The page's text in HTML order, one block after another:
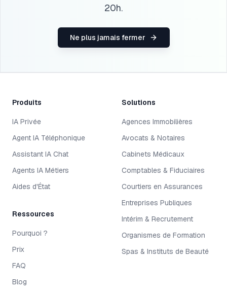
20h.
Ne plus jamais fermer
Produits
IA Privée
Agent IA Téléphonique
Assistant IA Chat
Agents IA Métiers
Aides d'État
Ressources
Pourquoi ?
Prix
FAQ
Blog
Solutions
Agences Immobilières
Avocats & Notaires
Cabinets Médicaux
Comptables & Fiduciaires
Courtiers en Assurances
Entreprises Publiques
Intérim & Recrutement
Organismes de Formation
Spas & Instituts de Beauté